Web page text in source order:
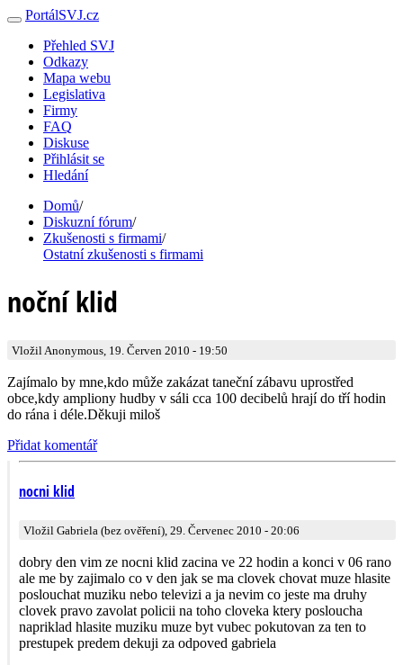
PortálSVJ.cz
Přehled SVJ
Odkazy
Mapa webu
Legislativa
Firmy
FAQ
Diskuse
Přihlásit se
Hledání
Domů/
Diskuzní fórum/
Zkušenosti s firmami/
Ostatní zkušenosti s firmami
noční klid
Vložil Anonymous, 19. Červen 2010 - 19:50
Zajímalo by mne,kdo může zakázat taneční zábavu uprostřed
obce,kdy ampliony hudby v sáli cca 100 decibelů hrají do tří hodin
do rána i déle.Děkuji miloš
Přidat komentář
nocni klid
Vložil Gabriela (bez ověření), 29. Červenec 2010 - 20:06
dobry den vim ze nocni klid zacina ve 22 hodin a konci v 06 rano
ale me by zajimalo co v den jak se ma clovek chovat muze hlasite
poslouchat muziku nebo televizi a ja nevim co jeste ma druhy
clovek pravo zavolat policii na toho cloveka ktery posloucha
napriklad hlasite muziku muze byt vubec pokutovan za ten to
prestupek predem dekuji za odpoved gabriela